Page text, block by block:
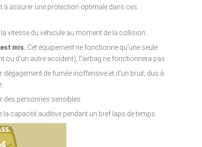
à assurer une protection optimale dans ces
vitesse du véhicule au moment de la collision.
mis. Cet équipement ne fonctionne qu'une seule
d'un autre accident), l'airbag ne fonctionnera pas.
de fumée inoffensive et d'un bruit, dus à
des personnes sensibles.
la capacité auditive pendant un bref laps de temps.